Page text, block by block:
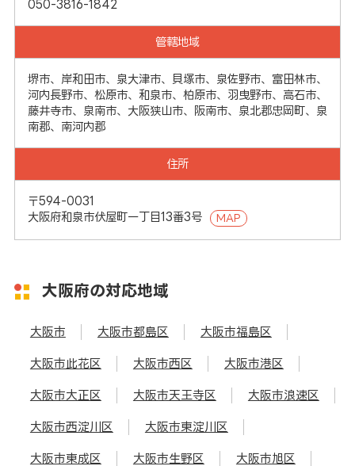
050-3816-1842
管轄地域
堺市、岸和田市、泉大津市、貝塚市、泉佐野市、富田林市、
河内長野市、松原市、和泉市、柏原市、羽曳野市、高石市、
藤井寺市、泉南市、大阪狭山市、阪南市、泉北郡忠岡町、泉
南郡、南河内郡
住所
〒594-0031
大阪府和泉市伏屋町一丁目13番3号
MAP
大阪府の対応地域
大阪市 大阪市都島区 大阪市福島区
大阪市此花区 大阪市西区 大阪市港区
大阪市大正区 大阪市天王寺区 大阪市浪速区
大阪市西淀川区 大阪市東淀川区
大阪市東成区 大阪市生野区 大阪市旭区